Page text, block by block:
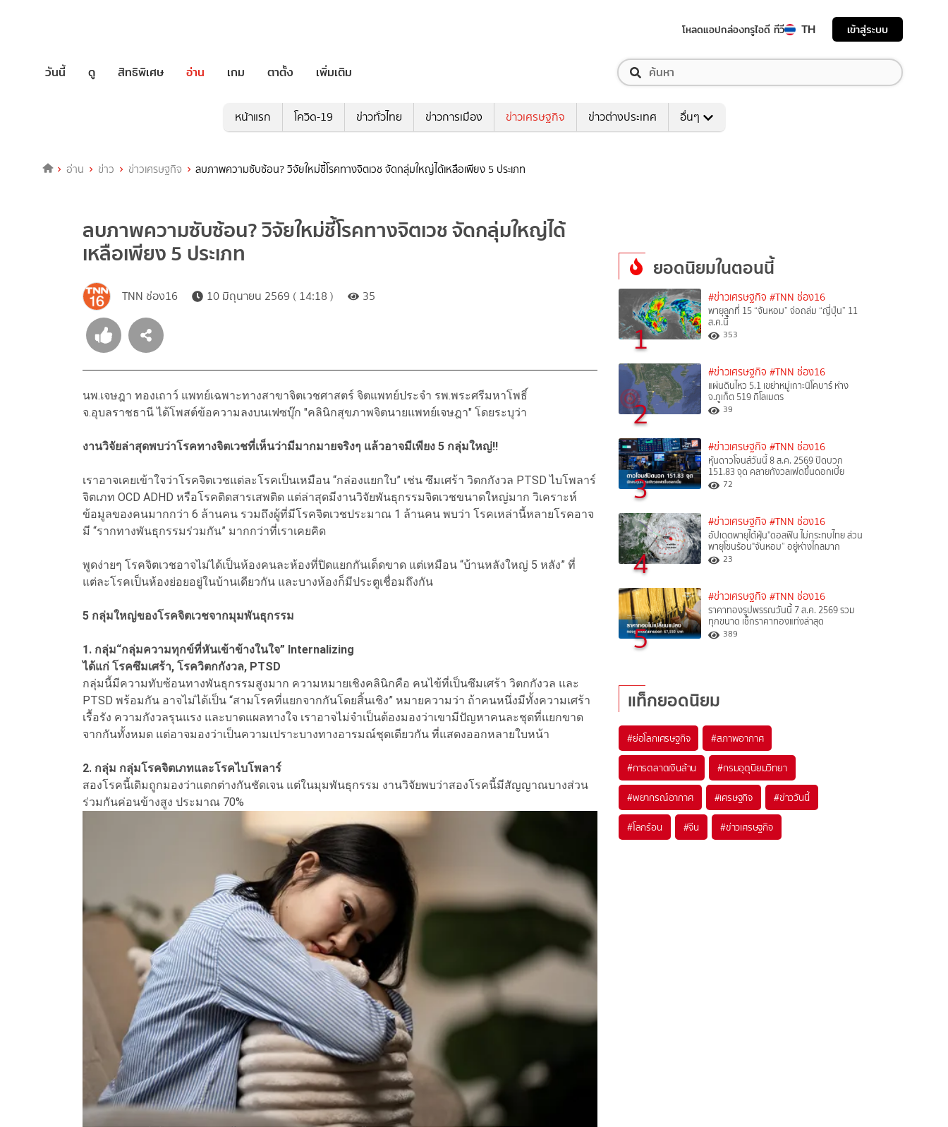
โหลดแอปกล่องทรูไอดี ทีวี TH เข้าสู่ระบบ
วันนี้ ดู สิทธิพิเศษ อ่าน เกม ตาตั้ง เพิ่มเติม
หน้าแรก โควิด-19 ข่าวทั่วไทย ข่าวการเมือง ข่าวเศรษฐกิจ ข่าวต่างประเทศ อื่นๆ
อ่าน ข่าว ข่าวเศรษฐกิจ ลบภาพความซับซ้อน? วิจัยใหม่ชี้โรคทางจิตเวช จัดกลุ่มใหญ่ได้เหลือเพียง 5 ประเภท
ลบภาพความซับซ้อน? วิจัยใหม่ชี้โรคทางจิตเวช จัดกลุ่มใหญ่ได้
เหลือเพียง 5 ประเภท
TNN ช่อง16 10 มิถุนายน 2569 ( 14:18 ) 35
นพ.เจษฎา ทองเถาว์ แพทย์เฉพาะทางสาขาจิตเวชศาสตร์ จิตแพทย์ประจำ รพ.พระศรีมหาโพธิ์
จ.อุบลราชธานี ได้โพสต์ข้อความลงบนเฟซบุ๊ก "คลินิกสุขภาพจิตนายแพทย์เจษฎา" โดยระบุว่า
งานวิจัยล่าสุดพบว่าโรคทางจิตเวชที่เห็นว่ามีมากมายจริงๆ แล้วอาจมีเพียง 5 กลุ่มใหญ่!!
เราอาจเคยเข้าใจว่าโรคจิตเวชแต่ละโรคเป็นเหมือน “กล่องแยกใบ” เช่น ซึมเศร้า วิตกกังวล PTSD ไบโพลาร์
จิตเภท OCD ADHD หรือโรคติดสารเสพติด แต่ล่าสุดมีงานวิจัยพันธุกรรมจิตเวชขนาดใหญ่มาก วิเคราะห์
ข้อมูลของคนมากกว่า 6 ล้านคน รวมถึงผู้ที่มีโรคจิตเวชประมาณ 1 ล้านคน พบว่า โรคเหล่านี้หลายโรคอาจ
มี “รากทางพันธุกรรมร่วมกัน” มากกว่าที่เราเคยคิด
พูดง่ายๆ โรคจิตเวชอาจไม่ได้เป็นห้องคนละห้องที่ปิดแยกกันเด็ดขาด แต่เหมือน “บ้านหลังใหญ่ 5 หลัง” ที่
แต่ละโรคเป็นห้องย่อยอยู่ในบ้านเดียวกัน และบางห้องก็มีประตูเชื่อมถึงกัน
5 กลุ่มใหญ่ของโรคจิตเวชจากมุมพันธุกรรม
1. กลุ่ม“กลุ่มความทุกข์ที่หันเข้าข้างในใจ” Internalizing
ได้แก่ โรคซึมเศร้า, โรควิตกกังวล, PTSD
กลุ่มนี้มีความทับซ้อนทางพันธุกรรมสูงมาก ความหมายเชิงคลินิกคือ คนไข้ที่เป็นซึมเศร้า วิตกกังวล และ
PTSD พร้อมกัน อาจไม่ได้เป็น “สามโรคที่แยกจากกันโดยสิ้นเชิง” หมายความว่า ถ้าคนหนึ่งมีทั้งความเศร้า
เรื้อรัง ความกังวลรุนแรง และบาดแผลทางใจ เราอาจไม่จำเป็นต้องมองว่าเขามีปัญหาคนละชุดที่แยกขาด
จากกันทั้งหมด แต่อาจมองว่าเป็นความเปราะบางทางอารมณ์ชุดเดียวกัน ที่แสดงออกหลายใบหน้า
2. กลุ่ม กลุ่มโรคจิตเภทและโรคไบโพลาร์
สองโรคนี้เดิมถูกมองว่าแตกต่างกันชัดเจน แต่ในมุมพันธุกรรม งานวิจัยพบว่าสองโรคนี้มีสัญญาณบางส่วน
ร่วมกันค่อนข้างสูง ประมาณ 70%
ยอดนิยมในตอนนี้
1
#ข่าวเศรษฐกิจ #TNN ช่อง16
พายุลูกที่ 15 “จันหอม” จ่อถล่ม “ญี่ปุ่น” 11
ส.ค.นี้
353
2
#ข่าวเศรษฐกิจ #TNN ช่อง16
แผ่นดินไหว 5.1 เขย่าหมู่เกาะนิโคบาร์ ห่าง
จ.ภูเก็ต 519 กิโลเมตร
39
3
#ข่าวเศรษฐกิจ #TNN ช่อง16
หุ้นดาวโจนส์วันนี้ 8 ส.ค. 2569 ปิดบวก
151.83 จุด คลายกังวลเฟดขึ้นดอกเบี้ย
72
4
#ข่าวเศรษฐกิจ #TNN ช่อง16
อัปเดตพายุไต้ฝุ่น"ดอลฟิน ไม่กระทบไทย ส่วน
พายุโซนร้อน"จันหอม” อยู่ห่างไกลมาก
23
5
#ข่าวเศรษฐกิจ #TNN ช่อง16
ราคาทองรูปพรรณวันนี้ 7 ส.ค. 2569 รวม
ทุกขนาด เช็กราคาทองแท่งล่าสุด
389
แท็กยอดนิยม
#ย่อโลกเศรษฐกิจ #สภาพอากาศ
#การตลาดเงินล้าน #กรมอุตุนิยมวิทยา
#พยากรณ์อากาศ #เศรษฐกิจ #ข่าววันนี้
#โลกร้อน #จีน #ข่าวเศรษฐกิจ